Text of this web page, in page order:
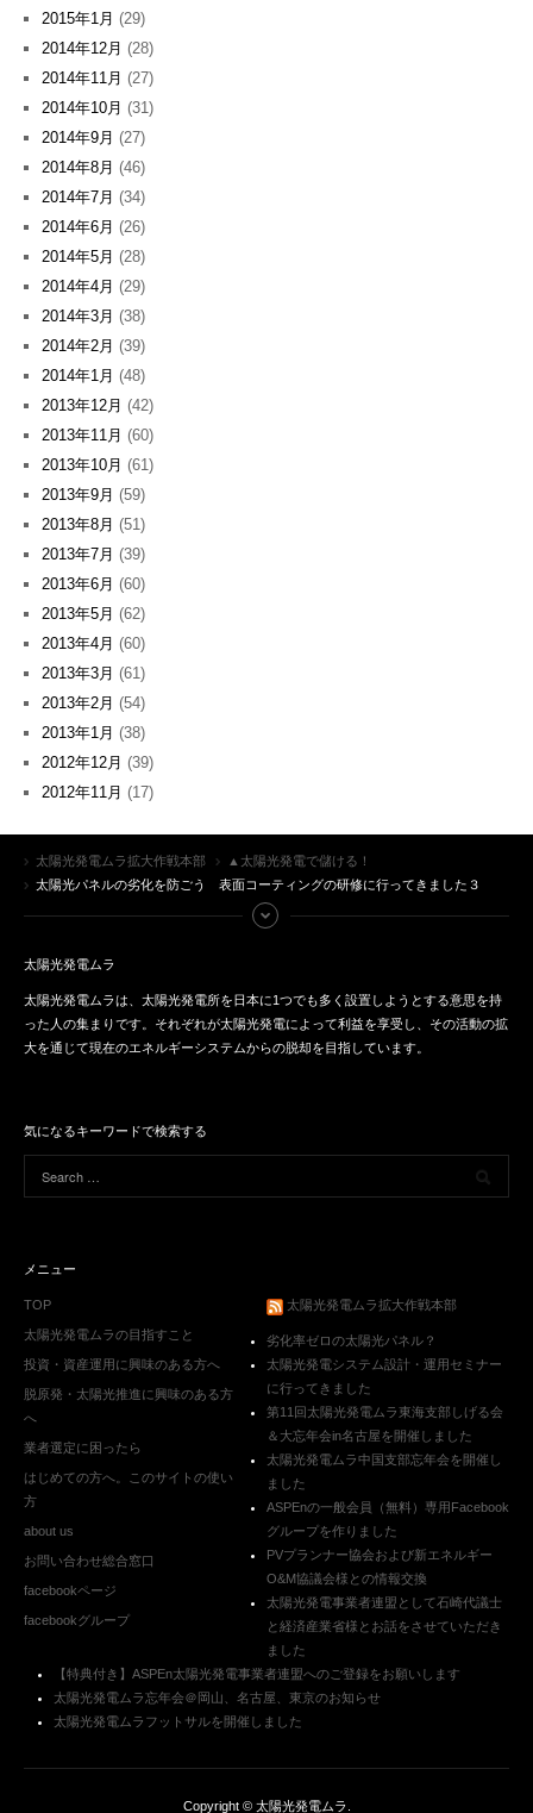
2015年1月 (29)
2014年12月 (28)
2014年11月 (27)
2014年10月 (31)
2014年9月 (27)
2014年8月 (46)
2014年7月 (34)
2014年6月 (26)
2014年5月 (28)
2014年4月 (29)
2014年3月 (38)
2014年2月 (39)
2014年1月 (48)
2013年12月 (42)
2013年11月 (60)
2013年10月 (61)
2013年9月 (59)
2013年8月 (51)
2013年7月 (39)
2013年6月 (60)
2013年5月 (62)
2013年4月 (60)
2013年3月 (61)
2013年2月 (54)
2013年1月 (38)
2012年12月 (39)
2012年11月 (17)
太陽光発電ムラ拡大作戦本部
▲太陽光発電で儲ける！
太陽光パネルの劣化を防ごう 表面コーティングの研修に行ってきました３
太陽光発電ムラ
太陽光発電ムラは、太陽光発電所を日本に1つでも多く設置しようとする意思を持
った人の集まりです。それぞれが太陽光発電によって利益を享受し、その活動の拡
大を通じて現在のエネルギーシステムからの脱却を目指しています。
気になるキーワードで検索する
メニュー
TOP
太陽光発電ムラの目指すこと
投資・資産運用に興味のある方へ
脱原発・太陽光推進に興味のある方
へ
業者選定に困ったら
はじめての方へ。このサイトの使い
方
about us
お問い合わせ総合窓口
facebookページ
facebookグループ
太陽光発電ムラ拡大作戦本部
劣化率ゼロの太陽光パネル？
太陽光発電システム設計・運用セミナー
に行ってきました
第11回太陽光発電ムラ東海支部しげる会
＆大忘年会in名古屋を開催しました
太陽光発電ムラ中国支部忘年会を開催し
ました
ASPEnの一般会員（無料）専用Facebook
グループを作りました
PVプランナー協会および新エネルギー
O&M協議会様との情報交換
太陽光発電事業者連盟として石崎代議士
と経済産業省様とお話をさせていただき
ました
【特典付き】ASPEn太陽光発電事業者連盟へのご登録をお願いします
太陽光発電ムラ忘年会＠岡山、名古屋、東京のお知らせ
太陽光発電ムラフットサルを開催しました
Copyright © 太陽光発電ムラ .